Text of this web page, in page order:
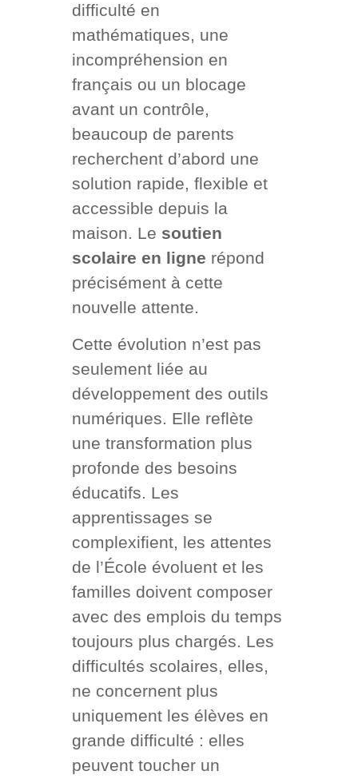
difficulté en
mathématiques, une
incompréhension en
français ou un blocage
avant un contrôle,
beaucoup de parents
recherchent d’abord une
solution rapide, flexible et
accessible depuis la
maison. Le soutien
scolaire en ligne répond
précisément à cette
nouvelle attente.
Cette évolution n’est pas
seulement liée au
développement des outils
numériques. Elle reflète
une transformation plus
profonde des besoins
éducatifs. Les
apprentissages se
complexifient, les attentes
de l’École évoluent et les
familles doivent composer
avec des emplois du temps
toujours plus chargés. Les
difficultés scolaires, elles,
ne concernent plus
uniquement les élèves en
grande difficulté : elles
peuvent toucher un